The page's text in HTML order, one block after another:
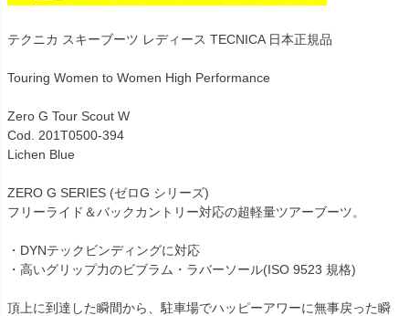
テクニカ スキーブーツ レディース TECNICA 日本正規品
Touring Women to Women High Performance
Zero G Tour Scout W
Cod. 201T0500-394
Lichen Blue
ZERO G SERIES (ゼロG シリーズ)
フリーライド＆バックカントリー対応の超軽量ツアーブーツ。
・DYNテックビンディングに対応
・高いグリップ力のビブラム・ラバーソール(ISO 9523 規格)
頂上に到達した瞬間から、駐車場でハッピーアワーに無事戻った瞬